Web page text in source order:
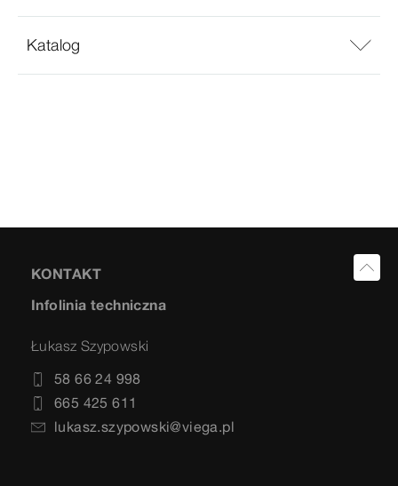
Katalog
KONTAKT
Infolinia techniczna
Łukasz Szypowski
58 66 24 998
665 425 611
lukasz.szypowski@viega.pl